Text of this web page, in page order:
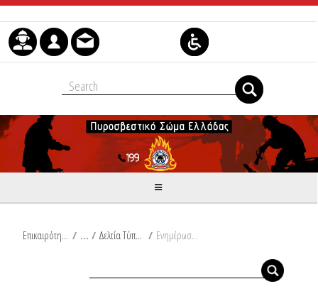
Skip to Content
Επικαιρότητα / Δελτία Τύπου / Ενημέρωση για τις δασικές πυρκαγιές από Ω/19:00/19-08-2019 έως Ω/19:00/20-08-2019